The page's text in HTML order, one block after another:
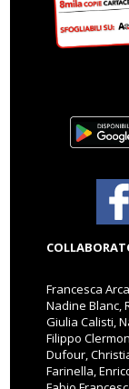
Francesca
Nadine Blanc,
Giulia Calisti,
Filippo
Dufour,
Farinella,